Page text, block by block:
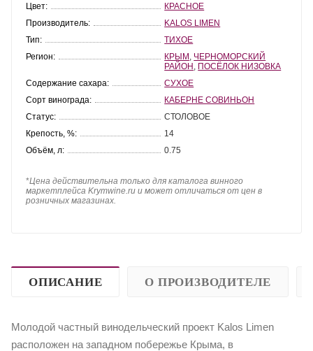
Цвет:
КРАСНОЕ
Производитель:
KALOS LIMEN
Тип:
ТИХОЕ
Регион:
КРЫМ ЧЕРНОМОРСКИЙ
РАЙОН ПОСЁЛОК НИЗОВКА
Содержание сахара:
СУХОЕ
Сорт винограда:
КАБЕРНЕ СОВИНЬОН
Статус:
СТОЛОВОЕ
Крепость, %:
14
Объём, л:
0.75
*Цена действительна только для каталога винного
маркетплейса Krymwine.ru и может отличаться от цен в
розничных магазинах.
ОПИСАНИЕ О ПРОИЗВОДИТЕЛЕ
Молодой частный винодельческий проект Kalos Limen
расположен на западном побережье Крыма, в